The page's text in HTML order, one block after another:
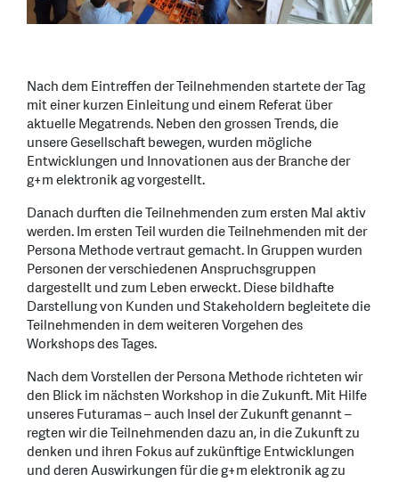
Nach dem Eintreffen der Teilnehmenden startete der Tag
mit einer kurzen Einleitung und einem Referat über
aktuelle Megatrends. Neben den grossen Trends, die
unsere Gesellschaft bewegen, wurden mögliche
Entwicklungen und Innovationen aus der Branche der
g+m elektronik ag vorgestellt.
Danach durften die Teilnehmenden zum ersten Mal aktiv
werden. Im ersten Teil wurden die Teilnehmenden mit der
Persona Methode vertraut gemacht. In Gruppen wurden
Personen der verschiedenen Anspruchsgruppen
dargestellt und zum Leben erweckt. Diese bildhafte
Darstellung von Kunden und Stakeholdern begleitete die
Teilnehmenden in dem weiteren Vorgehen des
Workshops des Tages.
Nach dem Vorstellen der Persona Methode richteten wir
den Blick im nächsten Workshop in die Zukunft. Mit Hilfe
unseres Futuramas – auch Insel der Zukunft genannt –
regten wir die Teilnehmenden dazu an, in die Zukunft zu
denken und ihren Fokus auf zukünftige Entwicklungen
und deren Auswirkungen für die g+m elektronik ag zu